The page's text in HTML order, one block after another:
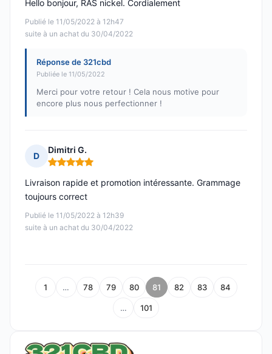
Publié le 11/05/2022 à 12h47
suite à un achat du 30/04/2022
Hello bonjour, RAS nickel. Cordialement
Réponse de 321cbd
Publiée le 11/05/2022
Merci pour votre retour ! Cela nous motive pour
encore plus nous perfectionner !
D
Dimitri G.
Note : 5 sur 5
Publié le 11/05/2022 à 12h39
suite à un achat du 30/04/2022
Livraison rapide et promotion intéressante. Grammage
toujours correct
1 … 78 79 80 81 82 83 84
… 101